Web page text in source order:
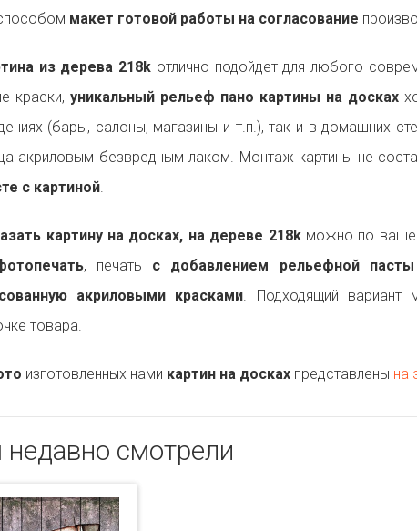
макет готовой работы на согласование
из дерева 218k отлично подойдет для любого
краски, уникальный рельеф пано картины на досках
(бары, салоны, магазины и т.п.), так и в домашних
акриловым безвредным лаком. Монтаж картины не
с картиной.
картину на досках, на дереве 218kможно по
, печать с добавлением рельефной пасты
акриловыми красками . Подходящий
товара.
изготовленных нами картин на доскахпредставлены на
смотрели